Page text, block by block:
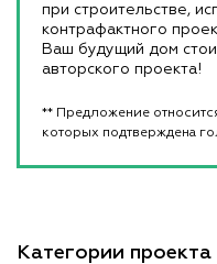
при строительстве,
контрафактного
Ваш будущий дом
авторского проекта!
** Предложение
которых подтверждена
Категории проекта